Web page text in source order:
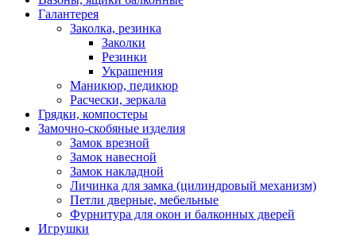
Галантерея
Заколка, резинка
Заколки
Резинки
Украшения
Маникюр, педикюр
Расчески, зеркала
Грядки, компостеры
Замочно-скобяные изделия
Замок врезной
Замок навесной
Замок накладной
Личинка для замка (цилиндровый механизм)
Петли дверные, мебельные
Фурнитура для окон и балконных дверей
Игрушки